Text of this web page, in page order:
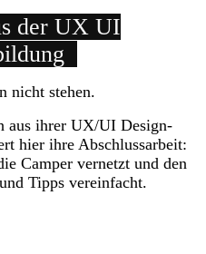
der UX UI
nicht stehen.
aus ihrer UX/UI Design-
hier ihre Abschlussarbeit:
Camper vernetzt und den
Tipps vereinfacht.